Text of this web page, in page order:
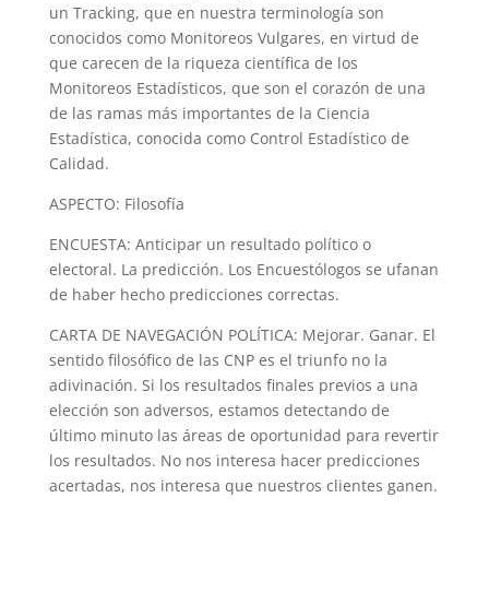
un Tracking, que en nuestra terminología son
conocidos como Monitoreos Vulgares, en virtud de
que carecen de la riqueza científica de los
Monitoreos Estadísticos, que son el corazón de una
de las ramas más importantes de la Ciencia
Estadística, conocida como Control Estadístico de
Calidad.
ASPECTO: Filosofía
ENCUESTA: Anticipar un resultado político o
electoral. La predicción. Los Encuestólogos se ufanan
de haber hecho predicciones correctas.
CARTA DE NAVEGACIÓN POLÍTICA: Mejorar. Ganar. El
sentido filosófico de las CNP es el triunfo no la
adivinación. Si los resultados finales previos a una
elección son adversos, estamos detectando de
último minuto las áreas de oportunidad para revertir
los resultados. No nos interesa hacer predicciones
acertadas, nos interesa que nuestros clientes ganen.